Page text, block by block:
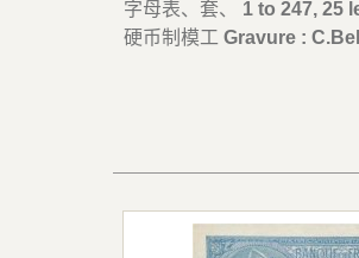
字母表、套、 1 to 247, 25
硬币制模工 Gravure :